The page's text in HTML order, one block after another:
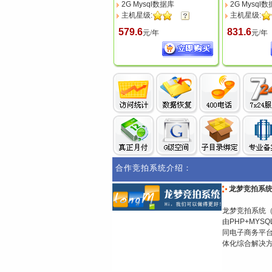
2G Mysql数据库
主机星级:
579.6元/年
2G Mysql数
主机星级:
831.6元/年
合作竞拍系统介绍：
龙梦竞拍系
龙梦竞拍系统
由
同电子商务平
体化综合解决